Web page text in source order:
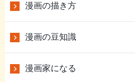
漫画の描き方
漫画の豆知識
漫画家になる